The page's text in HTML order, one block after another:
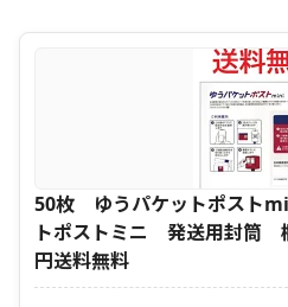
50枚 ゆうパケットポスト
トポストミニ 発送用封筒
円送料無料